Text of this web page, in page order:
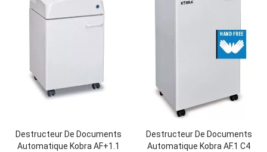
Destructeur De Documents
Automatique Kobra AF+1.1
Destructeur De Documents
Automatique Kobra AF.1 C4